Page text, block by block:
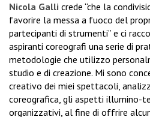
Nicola Galli crede “che la
favorire la messa a fuoco del
partecipanti di strumenti” e ci
aspiranti coreografi una serie di
metodologie che utilizzo
studio e di creazione. Mi sono
creativo dei miei spettacoli,
coreografica, gli aspetti illumino-
organizzativi, al fine di offrire